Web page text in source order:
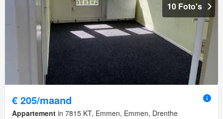
10 Foto's
€ 205/maand
Appartement in 7815 KT, Emmen, Emmen, Drenthe